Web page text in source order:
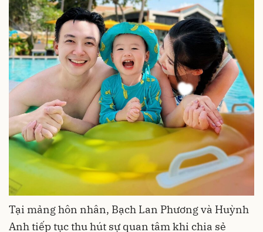
Tại mảng hôn nhân, Bạch Lan Phương và Huỳnh
Anh tiếp tục thu hút sự quan tâm khi chia sẻ